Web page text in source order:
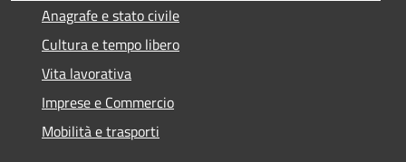
Anagrafe e stato civile
Cultura e tempo libero
Vita lavorativa
Imprese e Commercio
Mobilità e trasporti